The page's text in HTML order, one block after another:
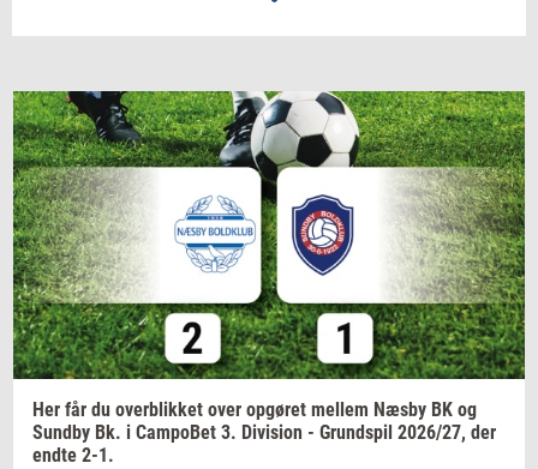
Navn
Jeg vil gerne modtage et nyhedsoverblik, samt
relevante tilbud og brugerfordele på mail. Det er altid
muligt at afmelde.
Privatlivspolitik.
Her får du over­blik­ket over op­gø­ret mel­lem Næsby BK og
Sund­by Bk. i Cam­po­Bet 3. Di­vi­sion - Grund­spil 2026/27, der
endte 2-1.